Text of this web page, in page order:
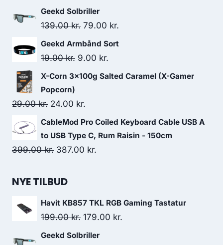
price
was:
199.00 kr..
Geekd Solbriller
139.00kr. Original
price
was:
79.00 kr.
price
Geekd Armbånd Sort
19.00kr. Original
price
19.00 kr..
9.00 kr.
price
X-Corn 3x100g Salted Caramel (X-Gamer
Popcorn)
29.00kr. Original
price
was:
29.00 kr..
24.00 kr.
price
is:
24.00 kr..
CableMod Pro Coiled Keyboard Cable USB A
to USB Type C, Rum Raisin - 150cm
399.00kr. Original
was:
387.00 kr.
NYE TILBUD
Havit KB857 TKL RGB Gaming Tastatur
199.00kr. Original
price
179.00 kr.
Geekd Solbriller